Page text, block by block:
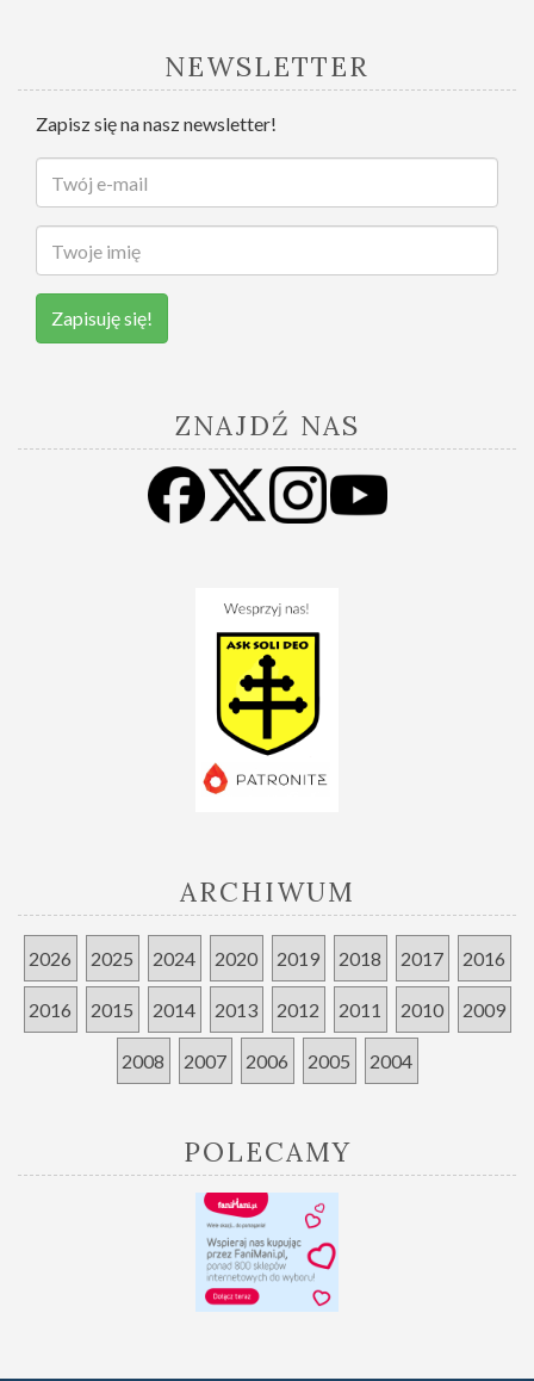
NEWSLETTER
Zapisz się na nasz newsletter!
Zapisuję się!
ZNAJDŹ NAS
ARCHIWUM
2026 2025 2024 2020 2019 2018 2017 2016
2016 2015 2014 2013 2012 2011 2010 2009
2008 2007 2006 2005 2004
POLECAMY